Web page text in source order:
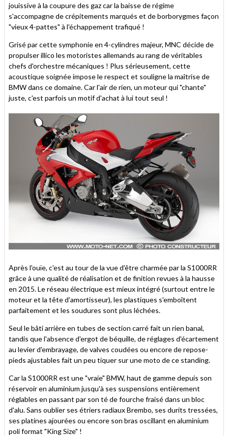
jouissive à la coupure des gaz car la baisse de régime
s'accompagne de crépitements marqués et de borborygmes façon
"vieux 4-pattes" à l'échappement trafiqué !
Grisé par cette symphonie en 4-cylindres majeur, MNC décide de
propulser illico les motoristes allemands au rang de véritables
chefs d'orchestre mécaniques ! Plus sérieusement, cette
acoustique soignée impose le respect et souligne la maîtrise de
BMW dans ce domaine. Car l'air de rien, un moteur qui "chante"
juste, c'est parfois un motif d'achat à lui tout seul !
Après l'ouïe, c'est au tour de la vue d'être charmée par la S1000RR
grâce à une qualité de réalisation et de finition revues à la hausse
en 2015. Le réseau électrique est mieux intégré (surtout entre le
moteur et la tête d'amortisseur), les plastiques s'emboîtent
parfaitement et les soudures sont plus léchées.
Seul le bâti arrière en tubes de section carré fait un rien banal,
tandis que l'absence d'ergot de béquille, de réglages d'écartement
au levier d'embrayage, de valves coudées ou encore de repose-
pieds ajustables fait un peu tiquer sur une moto de ce standing.
Car la S1000RR est une "vraie" BMW, haut de gamme depuis son
réservoir en aluminium jusqu'à ses suspensions entièrement
réglables en passant par son té de fourche fraisé dans un bloc
d'alu. Sans oublier ses étriers radiaux Brembo, ses durits tressées,
ses platines ajourées ou encore son bras oscillant en aluminium
poli format "King Size" !